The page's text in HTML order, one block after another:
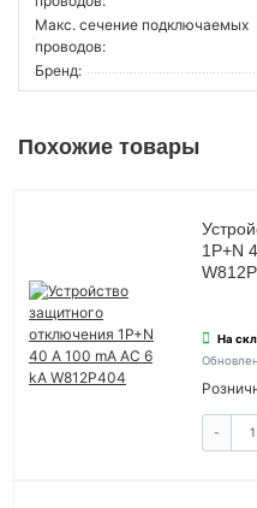
Макс. сечение подключаемых
проводов:
Бренд:
Похожие товары
1P+N
На
-